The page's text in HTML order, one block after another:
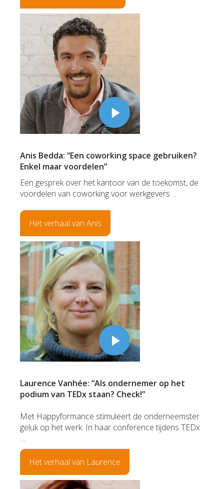
Anis Bedda: “Een coworking space gebruiken?
Enkel maar voordelen”
Een gesprek over het kantoor van de toekomst, de
voordelen van coworking voor werkgevers ...
Het verhaal van Anis
Laurence Vanhée: “Als ondernemer op het
podium van TEDx staan? Check!”
Met Happyformance stimuleert de onderneemster
geluk op het werk. In haar conference tijdens TEDx
…
Het verhaal van Laurence